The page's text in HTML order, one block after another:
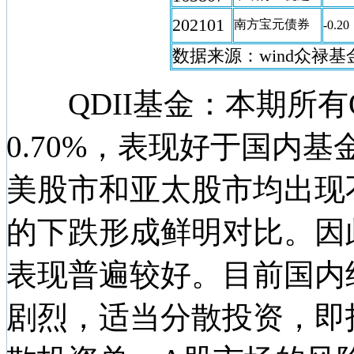
202101 南方宝元债券 -0.20
数据来源：wind众禄基
QDII基金：本期所有
0.70%，表现好于国内基
美股市和亚太股市均出
的下跌形成鲜明对比。
表现普遍较好。目前国
剧烈，适当分散投资，